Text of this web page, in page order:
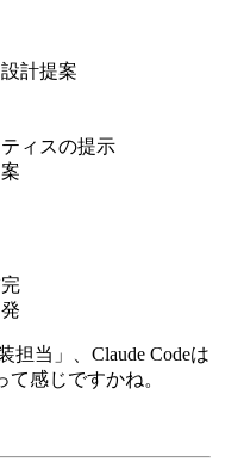
計提案
ィスの提示
担当」、Claude Codeは
て感じですかね。